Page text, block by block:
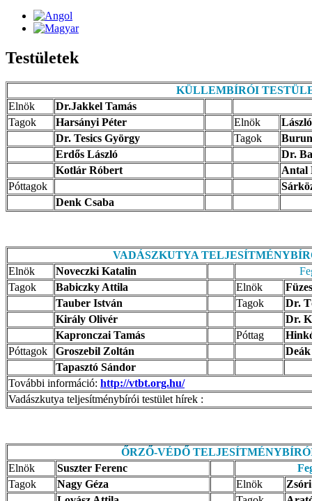
Testületek
KÜLLEMBÍRÓI
Elnök
Dr.Jakkel Tamás
Tagok
Harsányi Péter Elnök
Dr. Tesics György
Tagok
Erdős László
Dr.
Kotlár Róbert
Antal
Póttagok
Denk Csaba
VADÁSZKUTYA
Elnök
Noveczki Katalin
Tagok
Babiczky Attila Elnök
Tauber István
Tagok
Dr.
Király Olivér
Dr.
Kapronczai Tamás
Póttag
Póttagok
Groszebil Zoltán
Tapasztó Sándor
További információ: http://vtbt.org.hu/
Vadászkutya teljesítménybírói testület hírek :
ŐRZŐ-VÉDŐ
Elnök
Suszter Ferenc
Tagok
Nagy Géza Elnök